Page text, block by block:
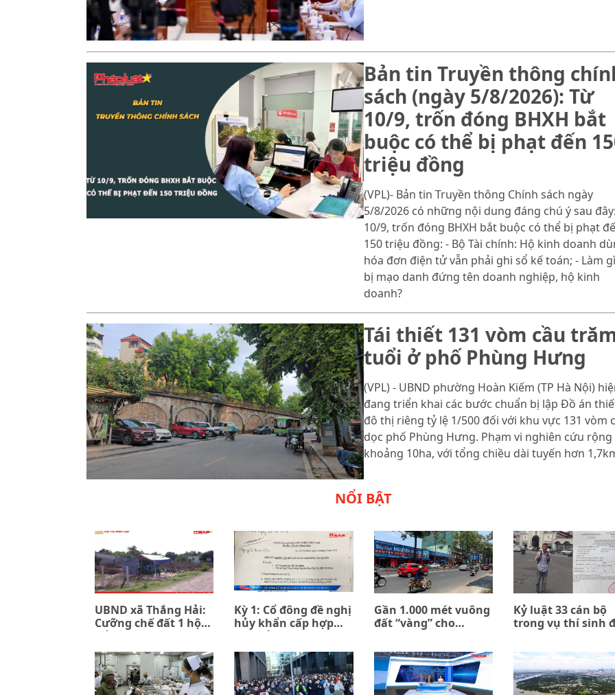
Bản tin Truyền thông
sách (ngày 5/8/2026): Từ
10/9, trốn đóng BHXH bắt
buộc có thể bị phạt đến
triệu đồng
(VPL)- Bản tin Truyền thông Chính sách ngày
5/8/2026 có những nội dung đáng chú ý sau
10/9, trốn đóng BHXH bắt buộc có thể bị phạt
150 triệu đồng: - Bộ Tài chính: Hộ kinh doanh
hóa đơn điện tử vẫn phải ghi sổ kế toán; - Làm
bị mạo danh đứng tên doanh nghiệp, hộ kinh
doanh?
Tái thiết 131 vòm cầu
tuổi ở phố Phùng Hưng
(VPL) - UBND phường Hoàn Kiếm (TP Hà Nội)
đang triển khai các bước chuẩn bị lập Đồ án
đô thị riêng tỷ lệ 1/500 đối với khu vực 131 vòm
dọc phố Phùng Hưng. Phạm vi nghiên cứu rộng
khoảng 10ha, với tổng chiều dài tuyến hơn
NỔI BẬT
UBND xã Thắng Hải:
Cưỡng chế đất 1 hộ
để đền bù 7 hộ (kỳ 1)
Kỳ 1: Cổ đông đề nghị
hủy khẩn cấp hợp
đồng ủy quyền giữa
PPIP và Sacombank
Gần 1.000 mét vuông
đất “vàng” cho
Kỷ luật 33 cán bộ
trong vụ thí sinh
trả về